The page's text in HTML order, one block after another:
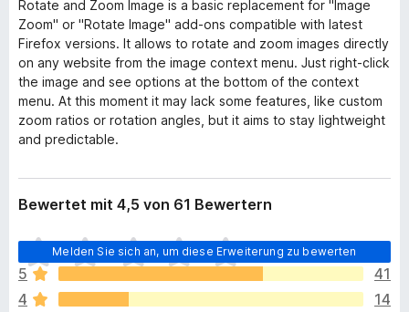
Rotate and Zoom Image is a basic replacement for "Image
Zoom" or "Rotate Image" add-ons compatible with latest
Firefox versions. It allows to rotate and zoom images directly
on any website from the image context menu. Just right-click
the image and see options at the bottom of the context
menu. At this moment it may lack some features, like custom
zoom ratios or rotation angles, but it aims to stay lightweight
and predictable.
Bewertet mit 4,5 von 61 Bewertern
Melden Sie sich an, um diese Erweiterung zu bewerten
E
s
l
i
5
41
4
14